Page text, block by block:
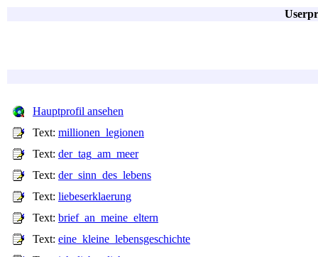
Hauptprofil ansehen
Text: millionen_legionen
Text: der_tag_am_meer
Text: der_sinn_des_lebens
Text: liebeserklaerung
Text: brief_an_meine_eltern
Text: eine_kleine_lebensgeschichte